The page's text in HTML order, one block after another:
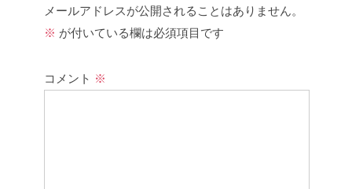
メールアドレスが公開されることはありません。
※ が付いている欄は必須項目です
コメント ※